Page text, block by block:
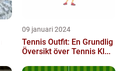
09 januari 2024
Tennis Outfit: En Grundlig
Översikt över Tennis Kl...